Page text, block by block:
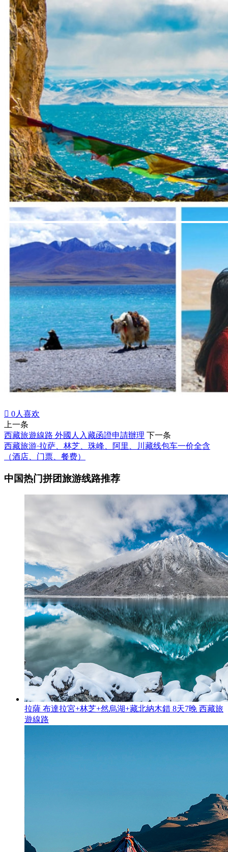
 0人喜欢
上一条
西藏旅遊線路 外國人入藏函證申請辦理 下一条
西藏旅游·拉萨、林芝、珠峰、阿里、川藏线包车一价全含
（酒店、门票、餐费）
中国热门拼团旅游线路推荐
拉薩 布達拉宮+林芝+然烏湖+藏北納木錯 8天7晚 西藏旅
遊線路